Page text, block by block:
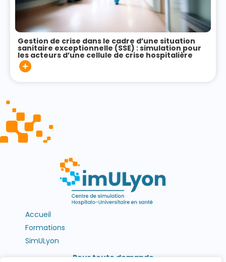
Gestion de crise dans le cadre d’une situation
sanitaire exceptionnelle (SSE) : simulation pour
les acteurs d’une cellule de crise hospitalière
Accueil
Formations
SimULyon
Pour toute demande